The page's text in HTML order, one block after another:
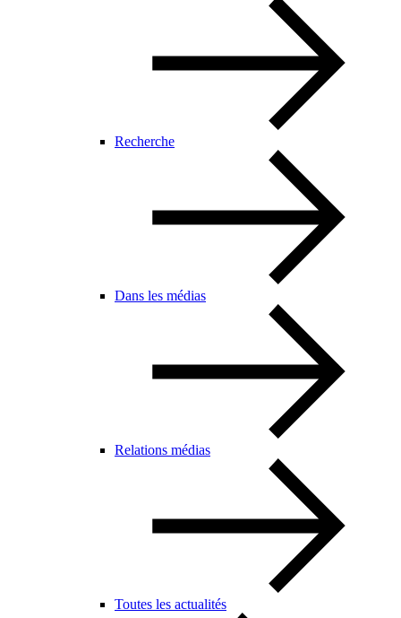
Recherche
Dans les médias
Relations médias
Toutes les actualités